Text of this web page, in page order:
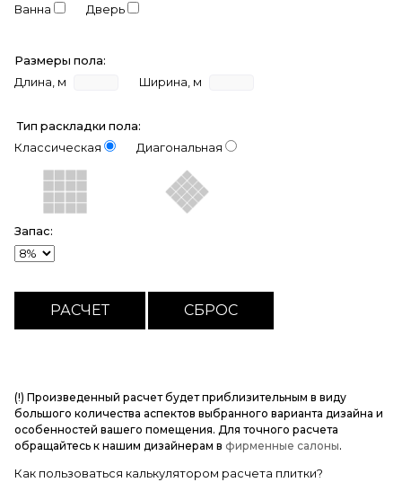
Ванна Дверь
Размеры пола:
Длина, м
Ширина, м
Тип раскладки пола:
Классическая
Диагональная
Запас:
(!) Произведенный расчет будет приблизительным в виду
большого количества аспектов выбранного варианта дизайна и
особенностей вашего помещения. Для точного расчета
обращайтесь к нашим дизайнерам в фирменные салоны.
Как пользоваться калькулятором расчета плитки?